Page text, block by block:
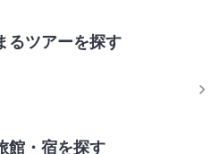
ツアーを探す
館・宿を探す